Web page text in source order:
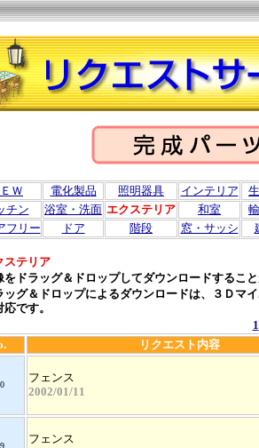
Ｗ 電化製品 照明器具 インテリア
チン
浴室・洗面 エクステリア 和室
フリー
ドア 階段 窓・サッシ
ステリア
をドラッグ＆ドロップしてダウンロードすること
ッグ＆ドロップによるダウンロードは、３Ｄマ
です。
1
リクエスト内容
フェンス
2002/01/11
フェンス